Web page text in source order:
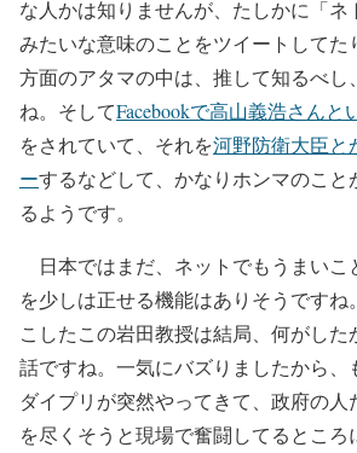
な人かは知りませんが、たしかに「ネ
みたいな意味のことをツイートしてた
方面のアタマの中は、推して知るべし
ね。そしてFacebookで高山義浩さん
をされていて、それを河野防衛大臣と
ーするなどして、かなりホンマのこと
るようです。
日本ではまだ、ネットでもうまいこ
を少しは正せる機能はありそうですね
こしたこの岩田教授は結局、何がした
話ですね。一気にバズりましたから、
ダイプリが突然やってきて、政府の
を尽くそうと現場で奮闘してるとこ